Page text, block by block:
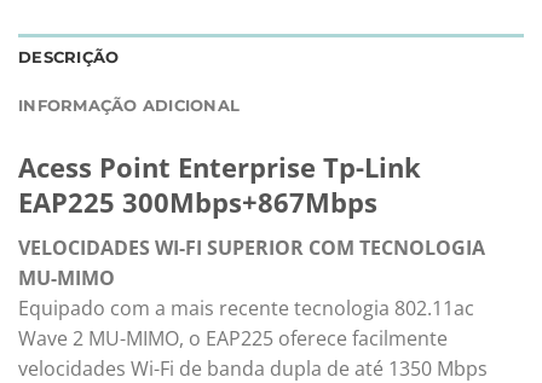
DESCRIÇÃO
INFORMAÇÃO ADICIONAL
Acess Point Enterprise Tp-Link
EAP225 300Mbps+867Mbps
VELOCIDADES WI-FI SUPERIOR COM TECNOLOGIA
MU-MIMO
Equipado com a mais recente tecnologia 802.11ac
Wave 2 MU-MIMO, o EAP225 oferece facilmente
velocidades Wi-Fi de banda dupla de até 1350 Mbps